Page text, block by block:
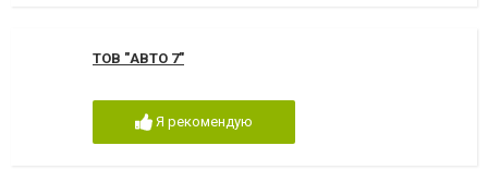
ТОВ "АВТО 7"
Я рекомендую